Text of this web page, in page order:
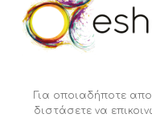
Για οποιαδήποτε
διστάσετε να